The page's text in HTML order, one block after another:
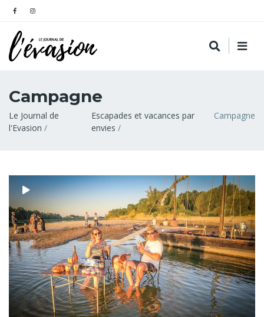
Campagne
Fil
d'Ariane
Le Journal de
l'Evasion
Escapades et vacances par
envies
Campagne